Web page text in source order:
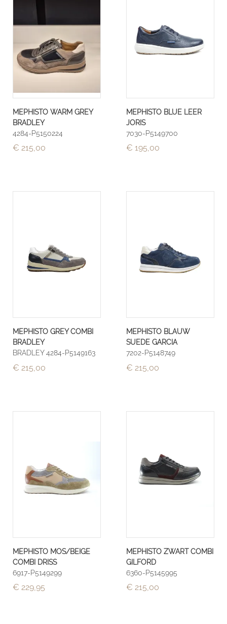
MEPHISTO WARM GREY
BRADLEY
4284-P5150224
€ 215,00
MEPHISTO BLUE LEER
JORIS
7030-P5149700
€ 195,00
MEPHISTO GREY COMBI
BRADLEY
BRADLEY 4284-P5149163
€ 215,00
MEPHISTO BLAUW
SUEDE GARCIA
7202-P5148749
€ 215,00
MEPHISTO MOS/BEIGE
COMBI DRISS
6917-P5149299
€ 229,95
MEPHISTO ZWART COMBI
GILFORD
6360-P5145995
€ 215,00